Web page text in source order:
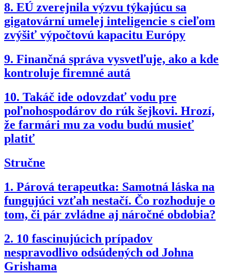
8. EÚ zverejnila výzvu týkajúcu sa
gigatovární umelej inteligencie s cieľom
zvýšiť výpočtovú kapacitu Európy
9. Finančná správa vysvetľuje, ako a kde
kontroluje firemné autá
10. Takáč ide odovzdať vodu pre
poľnohospodárov do rúk šejkovi. Hrozí,
že farmári mu za vodu budú musieť
platiť
Stručne
1. Párová terapeutka: Samotná láska na
fungujúci vzťah nestačí. Čo rozhoduje o
tom, či pár zvládne aj náročné obdobia?
2. 10 fascinujúcich prípadov
nespravodlivo odsúdených od Johna
Grishama